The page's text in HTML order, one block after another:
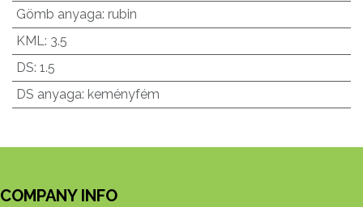
Gömb anyaga: rubin
KML: 3.5
DS: 1.5
DS anyaga: keményfém
COMPANY INFO